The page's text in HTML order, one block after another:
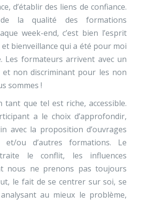
d’établir des liens de confiance.
la qualité des formations
week-end, c’est bien l’esprit
bienveillance qui a été pour moi
Les formateurs arrivent avec un
non discriminant pour les non
sommes !
tant que tel est riche, accessible.
a le choix d’approfondir,
avec la proposition d’ouvrages
et/ou d’autres formations. Le
le conflit, les influences
nous ne prenons pas toujours
le fait de se centrer sur soi, se
au mieux le problème,